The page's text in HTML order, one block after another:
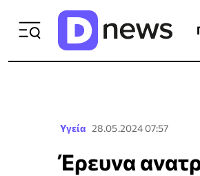
Υγεία 28.05.2024 07:57
Έρευνα